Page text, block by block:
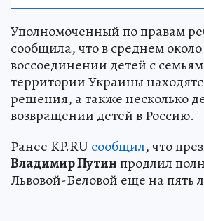
Уполномоченный по правам
сообщила, что в среднем около
воссоединении детей с
территории Украины
решения, а также несколько
возвращении детей в Россию.
Ранее KP.RU сообщил, что
Владимир Путинпродлил
Львовой-Беловой еще на пять